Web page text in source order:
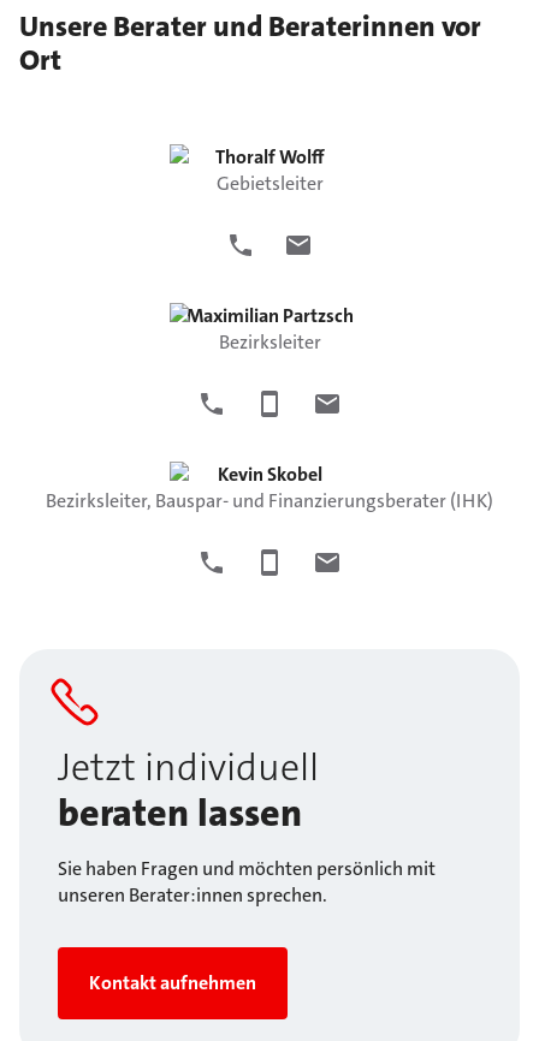
Unsere Berater und Beraterinnen vor
Ort
ThoralfWolff
Gebietsleiter
Maximilian Partzsch
Bezirksleiter
KevinSkobel
Bezirksleiter, Bauspar- und Finanzierungsberater (IHK)
Jetzt individuell
beraten lassen
Sie haben Fragen und möchten persönlich mit
unseren Berater:innen sprechen.
Kontakt aufnehmen